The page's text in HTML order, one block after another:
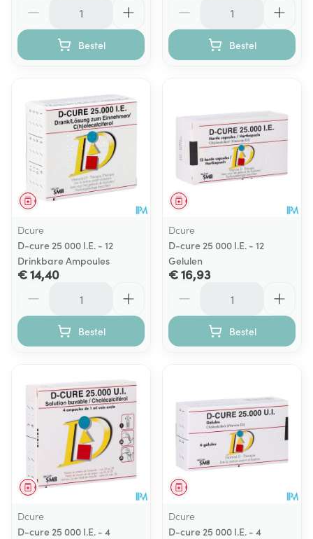
Bestel Bestel
Geneesmiddel
Dcure
D-cure 25 000 I.E. - 12
Drinkbare Ampoules
€ 14,40
Bestel
Geneesmiddel
Dcure
D-cure 25 000 I.E. - 12
Gelulen
€ 16,93
Bestel
Geneesmiddel
Dcure
D-cure 25 000 I.E. - 4
Geneesmiddel
Dcure
D-cure 25 000 I.E. - 4